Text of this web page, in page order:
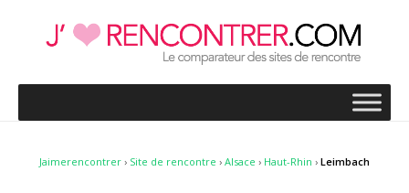
Jaimerencontrer › Site de rencontre › Alsace › Haut-Rhin › Leimbach